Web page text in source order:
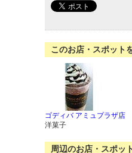
このお店・スポット
ゴディバ アミュプラザ店
洋菓子
周辺のお店・スポッ